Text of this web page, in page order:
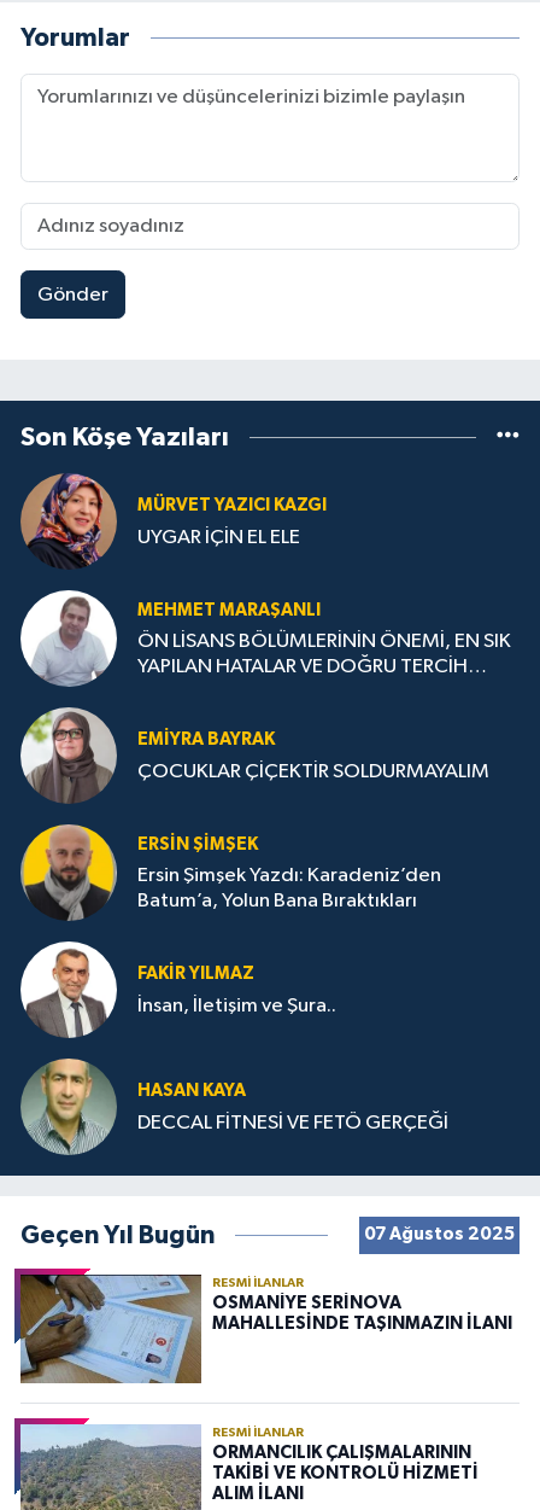
Yorumlar
Gönder
Son Köşe Yazıları
MÜRVET YAZICI KAZGI
UYGAR İÇİN EL ELE
MEHMET MARAŞANLI
ÖN LİSANS BÖLÜMLERİNİN ÖNEMİ, EN SIK
YAPILAN HATALAR VE DOĞRU TERCİH
EMIYRA BAYRAK
ÇOCUKLAR ÇİÇEKTİR SOLDURMAYALIM
ERSIN ŞIMŞEK
Ersin Şimşek Yazdı: Karadeniz’den
Batum’a, Yolun Bana Bıraktıkları
FAKIR YILMAZ
İnsan, İletişim ve Şura..
HASAN KAYA
DECCAL FİTNESİ VE FETÖ GERÇEĞİ
Geçen Yıl Bugün 07 Ağustos 2025
RESMI İLANLAR
OSMANİYE SERİNOVA
MAHALLESİNDE TAŞINMAZIN İLANI
RESMI İLANLAR
ORMANCILIK ÇALIŞMALARININ
TAKİBİ VE KONTROLÜ HİZMETİ
ALIM İLANI